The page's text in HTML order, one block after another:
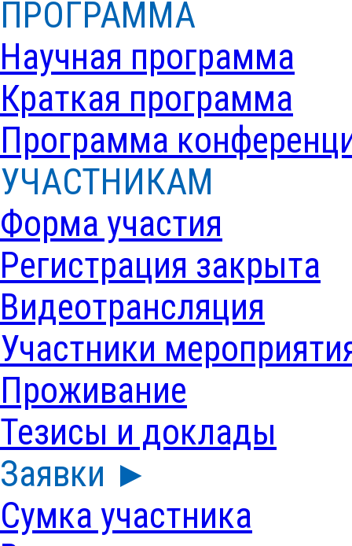
ПРОГРАММА
Научная программа
Краткая программа
Программа
УЧАСТНИКАМ
Форма участия
Регистрация закрыта
Видеотрансляция
Участники
Проживание
Тезисы и доклады
Заявки ►
Сумка участника